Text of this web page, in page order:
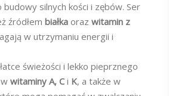
budowy silnych kości i zębów. Ser
źródłem białka oraz witamin z
w utrzymaniu energii i
świeżości i lekko pieprznego
witaminy A, Ci K, a także w